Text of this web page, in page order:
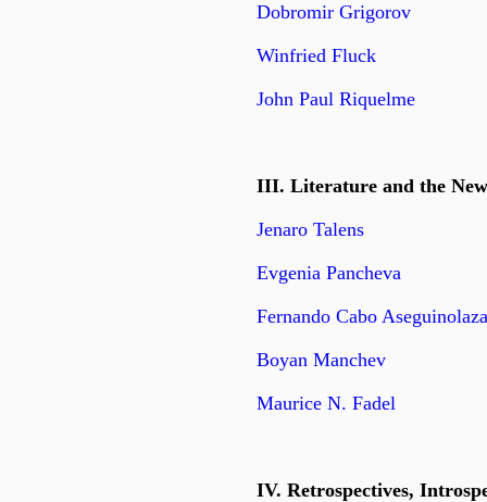
Dobromir Grigorov
Winfried Fluck
John Paul Riquelme
III. Literature and the
Jenaro Talens
Evgenia Pancheva
Fernando Cabo Aseguinolaza
Boyan Manchev
Maurice N. Fadel
IV. Retrospectives,